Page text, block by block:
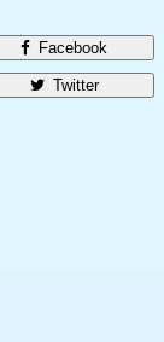
Facebook
Twitter